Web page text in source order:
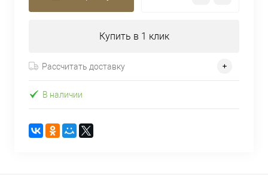
Купить в 1 клик
Рассчитать доставку
В наличии